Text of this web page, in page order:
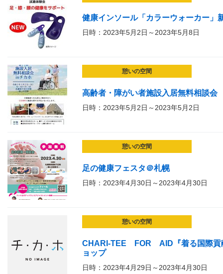
健康インソール「カラーウォーカー」
日時：2023年5月2日～2023年5月8日
憩いの空間
高齢者・障がい者施設入居無料相談会
日時：2023年5月2日～2023年5月2日
憩いの空間
足の健康フェスタ＠札幌
日時：2023年4月30日～2023年4月30日
憩いの空間
CHARI-TEE FOR AID『着る国際貢
ョップ
日時：2023年4月29日～2023年4月30日